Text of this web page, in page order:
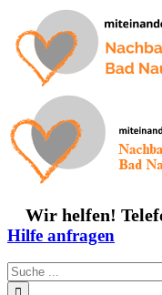
Inhalt
springen
Wir helfen!
Hilfe anfragen
Suche
nach: